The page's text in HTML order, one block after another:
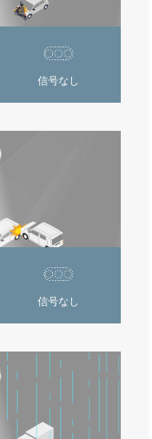
信号なし
信号なし